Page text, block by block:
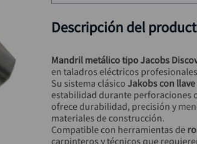
Descripción del
Mandril metálico tipo Jacobs
en taladros eléctricos
Su sistema clásico Jakobs con llave
estabilidad durante perforaciones
ofrece durabilidad, precisión y
materiales de construcción.
Compatible con herramientas de
carpinteros y técnicos que